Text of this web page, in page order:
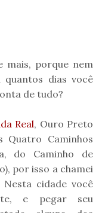
mais, porque nem
quantos dias você
de tudo?
Real, Ouro Preto
Caminhos
do Caminho de
por isso a chamei
cidade você
e pegar seu